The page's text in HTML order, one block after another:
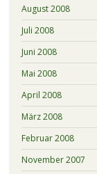
August 2008
Juli 2008
Juni 2008
Mai 2008
April 2008
März 2008
Februar 2008
November 2007